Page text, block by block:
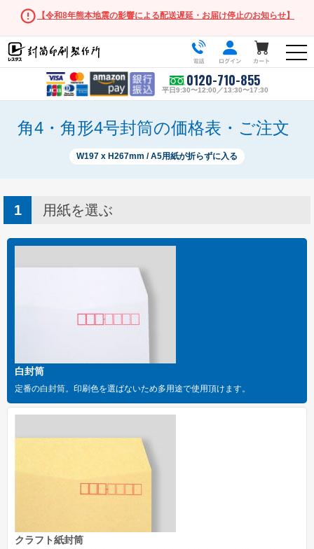
【令和8年熊本地震の影響による配送遅延・お届け停止のお知らせ】
0120-710-855
平日9:30〜12:00／13:30〜17:30
長形3号
長形3号窓付き
洋長形3号窓付き
長形1号
長形2号
洋形2号タテ
長形4号窓付き
洋形4号タテ窓付き
角4・角形4号封筒の価格表・ご注文
W197 x H267mm / A5用紙が折らずに入る
用紙を選ぶ
白封筒
定番の白封筒。印刷色を選ばないため多用途で使用頂けます。
クラフト紙封筒